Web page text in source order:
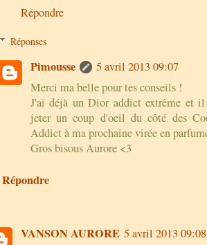
Répondre
Réponses
Pimousse
5 avril 2013 09:07
Merci ma belle pour tes conseils !
J'ai déjà un Dior addict extrême et
jeter un coup d'oeil du côté des
Addict à ma prochaine virée en
Gros bisous Aurore <3
Répondre
VANSON AURORE 5 avril 2013 09:08